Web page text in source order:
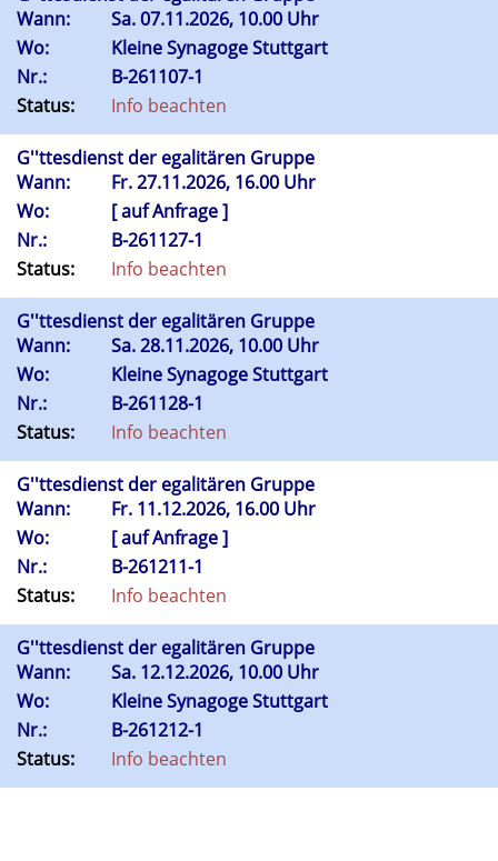
Wann:
Sa.07.11.2026, 10.00 Uhr
Wo:
Kleine Synagoge Stuttgart
Nr.:
B-261107-1
Status:
Info beachten
G''ttesdienst der egalitären Gruppe
Wann:
Fr.27.11.2026, 16.00 Uhr
Wo:
[ auf Anfrage ]
Nr.:
B-261127-1
Status:
Info beachten
G''ttesdienst der egalitären Gruppe
Wann:
Sa.28.11.2026, 10.00 Uhr
Wo:
Kleine Synagoge Stuttgart
Nr.:
B-261128-1
Status:
Info beachten
G''ttesdienst der egalitären Gruppe
Wann:
Fr. 11.12.2026, 16.00 Uhr
Wo:
[ auf Anfrage ]
Nr.:
B-261211-1
Status:
Info beachten
G''ttesdienst der egalitären Gruppe
Wann:
Sa. 12.12.2026, 10.00 Uhr
Wo:
Kleine Synagoge Stuttgart
Nr.:
B-261212-1
Status:
Info beachten